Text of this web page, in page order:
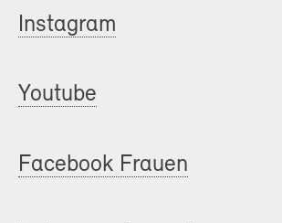
Instagram
Youtube
Facebook Frauen